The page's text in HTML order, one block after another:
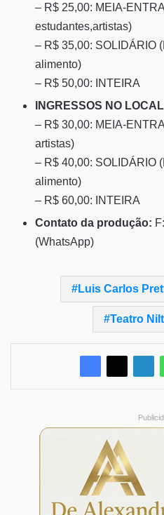
– R$ 25,00: MEIA-
estudantes,artistas)
– R$ 35,00: SOLIDÁRIO
alimento)
– R$ 50,00: INTEIRA
INGRESSOS NO LOCAL
– R$ 30,00: MEIA-
artistas)
– R$ 40,00: SOLIDÁRIO
alimento)
– R$ 60,00: INTEIRA
Contato da produção:
(WhatsApp)
Luis Carlos
Teatro